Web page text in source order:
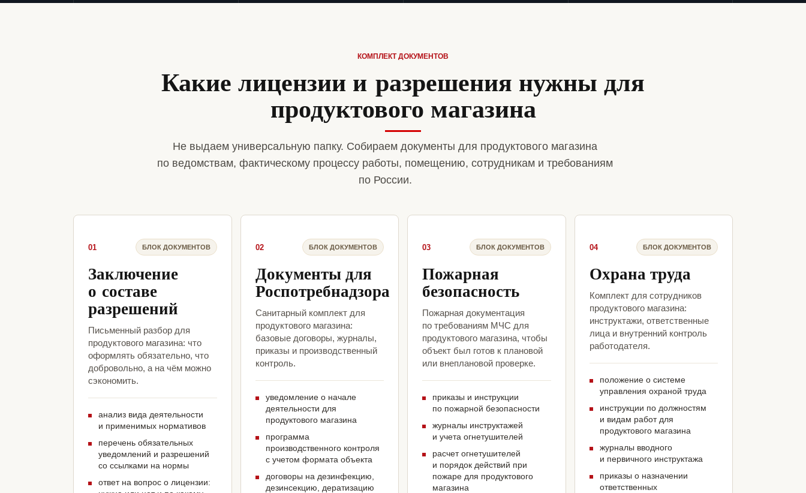
КОМПЛЕКТ ДОКУМЕНТОВ
Какие лицензии и разрешения нужны для
продуктового магазина
Не выдаем универсальную папку. Собираем документы для продуктового магазина
по ведомствам, фактическому процессу работы, помещению, сотрудникам и требованиям
по России.
01 БЛОК ДОКУМЕНТОВ
Заключение
о составе
разрешений
Письменный разбор для
продуктового магазина: что
оформлять обязательно, что
добровольно, а на чём можно
сэкономить.
анализ вида деятельности
и применимых нормативов
перечень обязательных
уведомлений и разрешений
со ссылками на нормы
ответ на вопрос о лицензии:
02 БЛОК ДОКУМЕНТОВ
Документы для
Роспотребнадзора
Санитарный комплект для
продуктового магазина:
базовые договоры, журналы,
приказы и производственный
контроль.
уведомление о начале
деятельности для
продуктового магазина
программа
производственного контроля
с учетом формата объекта
договоры на дезинфекцию,
дезинсекцию, дератизацию
03 БЛОК ДОКУМЕНТОВ
Пожарная
безопасность
Пожарная документация
по требованиям МЧС для
продуктового магазина, чтобы
объект был готов к плановой
или внеплановой проверке.
приказы и инструкции
по пожарной безопасности
журналы инструктажей
и учета огнетушителей
расчет огнетушителей
и порядок действий при
пожаре для продуктового
магазина
04 БЛОК ДОКУМЕНТОВ
Охрана труда
Комплект для сотрудников
продуктового магазина:
инструктажи, ответственные
лица и внутренний контроль
работодателя.
положение о системе
управления охраной труда
инструкции по должностям
и видам работ для
продуктового магазина
журналы вводного
и первичного инструктажа
приказы о назначении
ответственных